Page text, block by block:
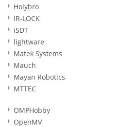
Holybro
IR-LOCK
iSDT
lightware
Matek Systems
Mauch
Mayan Robotics
MTTEC
OMPHobby
OpenMV